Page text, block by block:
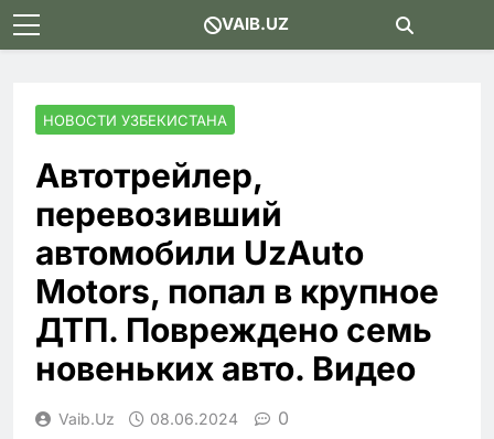
Skip
to
VAIB.UZ
НОВОСТИ УЗБЕКИСТАНА
Автотрейлер,
перевозивший
автомобили UzAuto
Motors, попал в крупное
ДТП. Повреждено семь
новеньких авто. Видео
Vaib.uz 08.06.2024 0